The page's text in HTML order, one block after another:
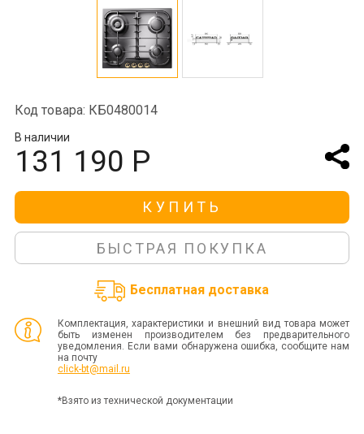
Код товара: КБ0480014
В наличии
131 190 Р
КУПИТЬ
БЫСТРАЯ ПОКУПКА
Бесплатная доставка
Комплектация, характеристики и внешний вид товара может
быть изменен производителем без предварительного
уведомления. Если вами обнаружена ошибка, сообщите нам
на почту
click-bt@mail.ru
*Взято из технической документации